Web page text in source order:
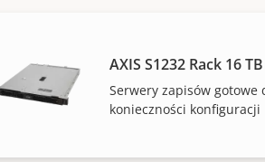
AXIS S1232 Rack 16 TB
Serwery zapisów gotowe
konieczności konfiguracji